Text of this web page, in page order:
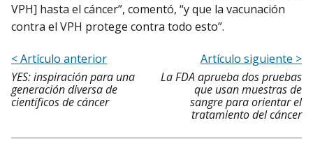
VPH] hasta el cáncer”, comentó, “y que la vacunación
contra el VPH protege contra todo esto”.
< Artículo anterior
YES: inspiración para una
generación diversa de
científicos de cáncer
Artículo siguiente >
La FDA aprueba dos pruebas
que usan muestras de
sangre para orientar el
tratamiento del cáncer